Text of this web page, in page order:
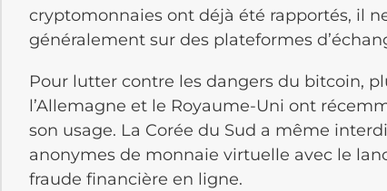
cryptomonnaies ont déjà été rapportés, il
généralement sur des plateformes
Pour lutter contre les dangers du bitcoin,
l’Allemagne et le Royaume-Uni ont
son usage. La Corée du Sud a même
anonymes de monnaie virtuelle avec le
fraude financière en ligne.